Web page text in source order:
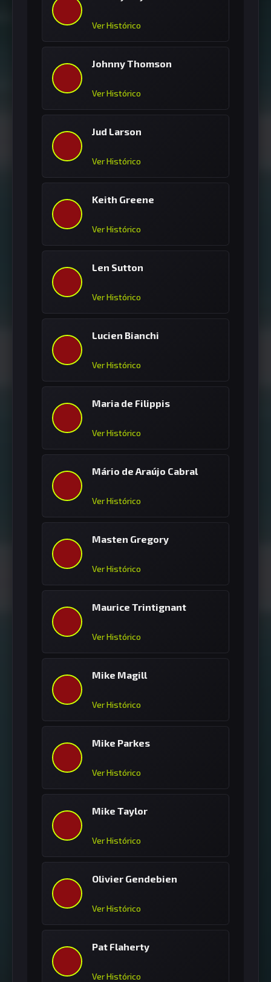
Ver Histórico
Johnny Thomson
Ver Histórico
Jud Larson
Ver Histórico
Keith Greene
Ver Histórico
Len Sutton
Ver Histórico
Lucien Bianchi
Ver Histórico
Maria de Filippis
Ver Histórico
Mário de Araújo Cabral
Ver Histórico
Masten Gregory
Ver Histórico
Maurice Trintignant
Ver Histórico
Mike Magill
Ver Histórico
Mike Parkes
Ver Histórico
Mike Taylor
Ver Histórico
Olivier Gendebien
Ver Histórico
Pat Flaherty
Ver Histórico